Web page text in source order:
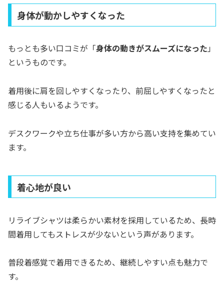
身体が動かしやすくなった
もっとも多い口コミが「身体の動きがスムーズになった 」
というものです。
着用後に肩を回しやすくなったり、前屈しやすくなったと
感じる人もいるようです。
デスクワークや立ち仕事が多い方から高い支持を集めてい
ます。
着心地が良い
リライブシャツは柔らかい素材を採用しているため、長時
間着用してもストレスが少ないという声があります。
普段着感覚で着用できるため、継続しやすい点も魅力で
す。